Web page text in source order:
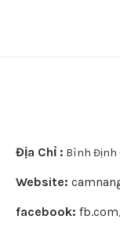
Địa Chỉ : Bình Định
Website:
facebook: